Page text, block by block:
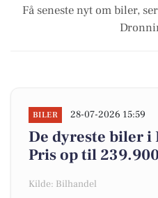
Få seneste nyt om biler,
BILER 28-07-2026 15:59
De dyreste biler
Pris op til
Kilde: Bilhandel